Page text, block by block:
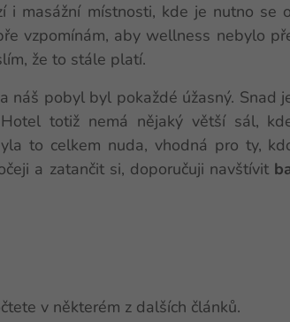
i masážní místnosti, kde je nutno se
vzpomínám, aby wellness nebylo
že to stále platí.
náš pobyl byl pokaždé úžasný. Snad
totiž nemá nějaký větší sál,
to celkem nuda, vhodná pro ty,
a zatančit si, doporučuji navštívit
v některém z dalších článků.